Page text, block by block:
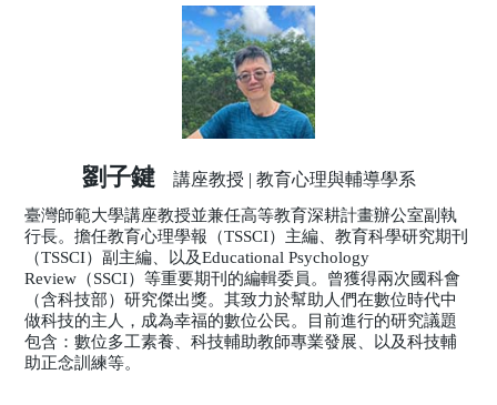
劉子鍵 講座教授 | 教育心理與輔導學系
臺灣師範大學講座教授並兼任高等教育深耕計畫辦公室副執
行長。擔任教育心理學報（TSSCI）主編、教育科學研究期刊
（TSSCI）副主編、以及Educational Psychology
Review（SSCI）等重要期刊的編輯委員。曾獲得兩次國科會
（含科技部）研究傑出獎。其致力於幫助人們在數位時代中
做科技的主人，成為幸福的數位公民。目前進行的研究議題
包含：數位多工素養、科技輔助教師專業發展、以及科技輔
助正念訓練等。